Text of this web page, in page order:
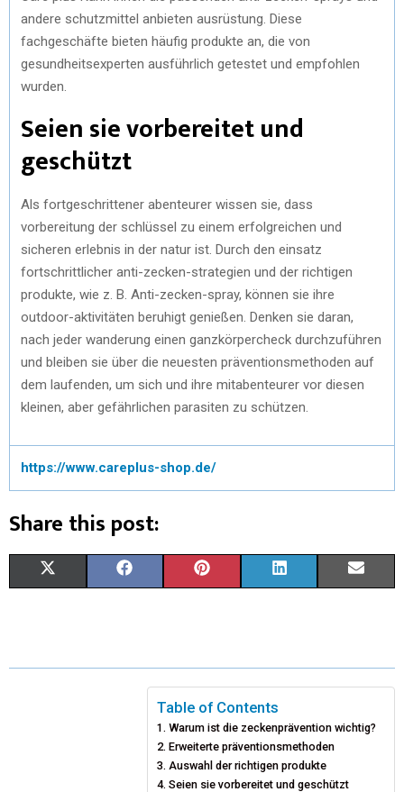
andere schutzmittel anbieten ausrüstung. Diese
fachgeschäfte bieten häufig produkte an, die von
gesundheitsexperten ausführlich getestet und empfohlen
wurden.
Seien sie vorbereitet und
geschützt
Als fortgeschrittener abenteurer wissen sie, dass
vorbereitung der schlüssel zu einem erfolgreichen und
sicheren erlebnis in der natur ist. Durch den einsatz
fortschrittlicher anti-zecken-strategien und der richtigen
produkte, wie z. B. Anti-zecken-spray, können sie ihre
outdoor-aktivitäten beruhigt genießen. Denken sie daran,
nach jeder wanderung einen ganzkörpercheck durchzuführen
und bleiben sie über die neuesten präventionsmethoden auf
dem laufenden, um sich und ihre mitabenteurer vor diesen
kleinen, aber gefährlichen parasiten zu schützen.
https://www.careplus-shop.de/
Share this post:
W E T
E
R
E
K
D
I
I
Table of Contents
Warum ist die zeckenprävention wichtig?
Erweiterte präventionsmethoden
Auswahl der richtigen produkte
Seien sie vorbereitet und geschützt